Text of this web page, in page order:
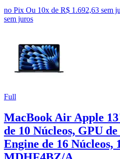
no Pix Ou 10x de R$ 1.692,63 sem
sem juros
Full
MacBook Air Apple
de 10 Núcleos, GPU
Engine de 16